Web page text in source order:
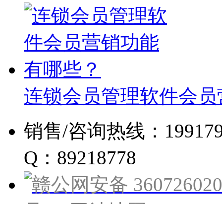
连锁会员管理软件会
销售/咨询热线：
Q：89218778
赣公网安备